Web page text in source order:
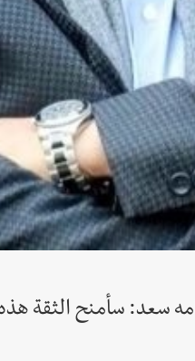
سعد: سأمنح الثقة